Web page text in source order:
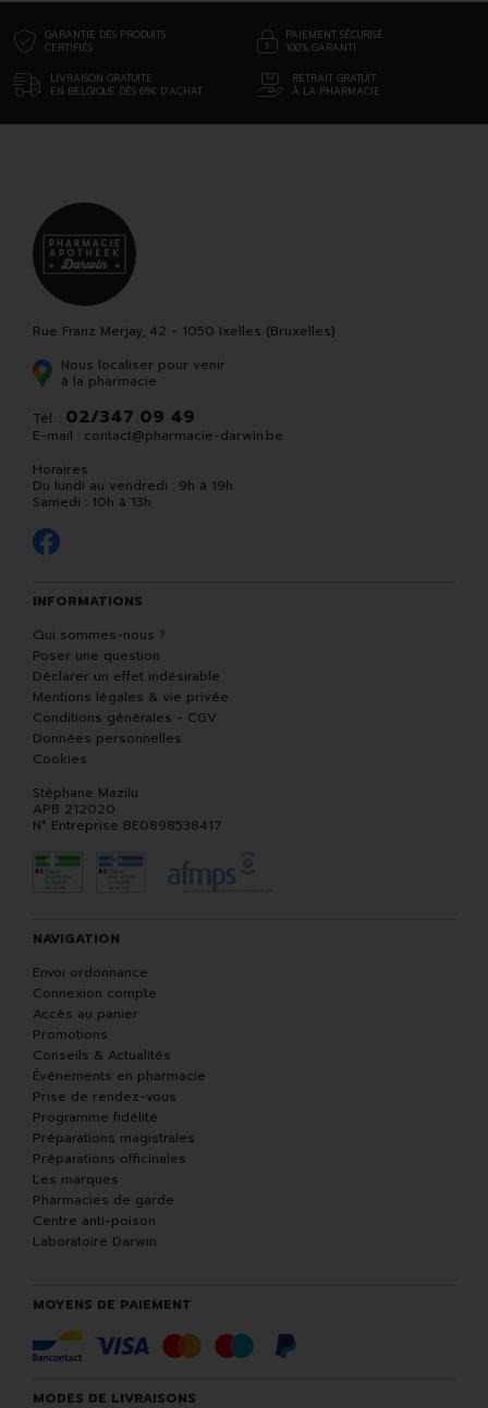
GARANTIE DES PRODUITS
CERTIFIÉS
PAIEMENT SÉCURISÉ
100% GARANTI
LIVRAISON GRATUITE
EN BELGIQUE DÈS 69€ D’ACHAT
RETRAIT GRATUIT
À LA PHARMACIE
Rue Franz Merjay, 42 - 1050 Ixelles (Bruxelles)
Nous localiser pour venir
à la pharmacie
Tél. : 02/347 09 49
E-mail : contact@pharmacie-darwin.be
Horaires
Du lundi au vendredi : 9h à 19h
Samedi : 10h à 13h
INFORMATIONS
Qui sommes-nous ?
Poser une question
Déclarer un effet indésirable
Mentions légales & vie privée
Conditions générales - CGV
Données personnelles
Cookies
Stéphane Mazilu
APB 212020
N° Entreprise BE0898538417
NAVIGATION
Envoi ordonnance
Connexion compte
Accès au panier
Promotions
Conseils & Actualités
Événements en pharmacie
Prise de rendez-vous
Programme fidélité
Préparations magistrales
Préparations officinales
Les marques
Pharmacies de garde
Centre anti-poison
Laboratoire Darwin
MOYENS DE PAIEMENT
MODES DE LIVRAISONS